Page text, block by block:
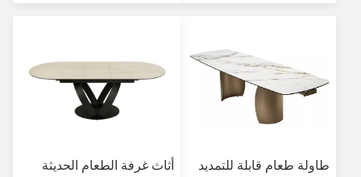
الطعام
طاولة طعام قابلة للتمديد
أثاث غرفة الطعام الحديثة